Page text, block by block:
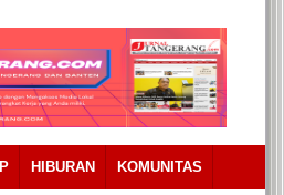
HIBURAN KOMUNITAS